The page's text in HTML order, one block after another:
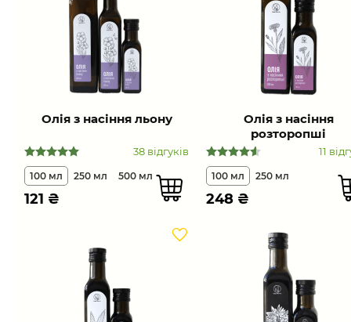
Олія з насіння льону
38 відгуків
100 мл 250 мл 500 мл
121 ₴
Олія з насіння
розторопші
11
100 мл 250 мл
248 ₴